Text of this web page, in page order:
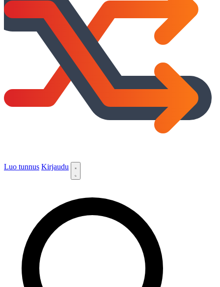
Luo tunnus Kirjaudu